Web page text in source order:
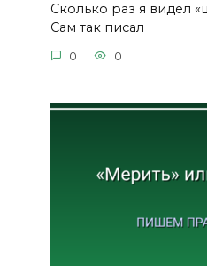
Сколько раз я видел
Сам так писал
0 0